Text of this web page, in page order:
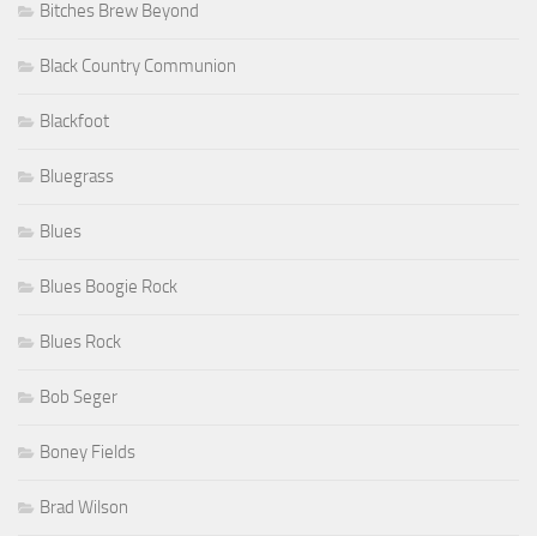
Bitches Brew Beyond
Black Country Communion
Blackfoot
Bluegrass
Blues
Blues Boogie Rock
Blues Rock
Bob Seger
Boney Fields
Brad Wilson